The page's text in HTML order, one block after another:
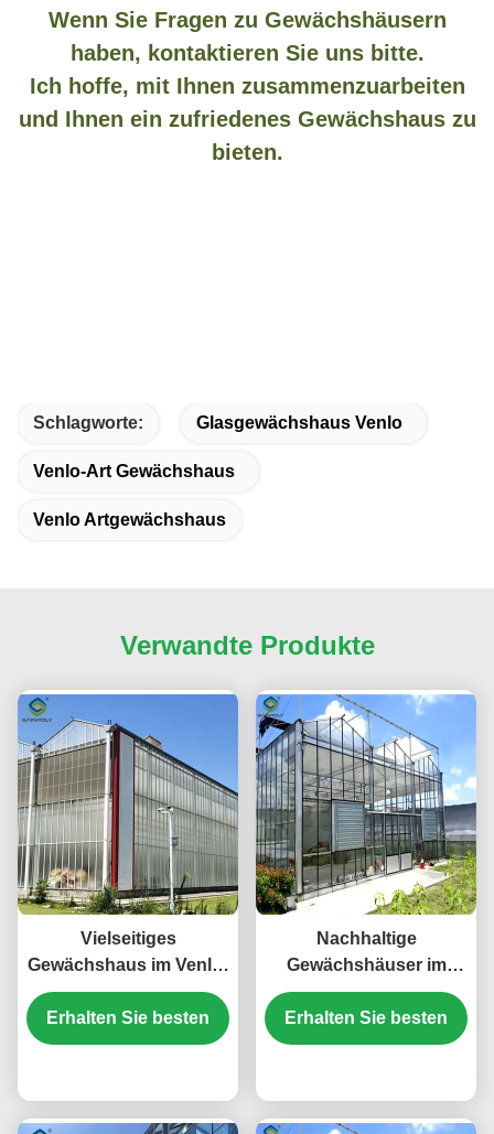
Wenn Sie Fragen zu Gewächshäusern
haben, kontaktieren Sie uns bitte.
Ich hoffe, mit Ihnen zusammenzuarbeiten
und Ihnen ein zufriedenes Gewächshaus zu
bieten.
Schlagworte: Glasgewächshaus Venlo
Venlo-Art Gewächshaus
Venlo Artgewächshaus
Verwandte Produkte
Vielseitiges
Gewächshaus im Venlo-
Stil mit
Energieisolierung und
automatisierter
den Anbau das ganze
Jahr über
Erhalten Sie besten
Nachhaltige
Gewächshäuser im
Venlo-Stil mit
Energieerzeugung und
erneuerbaren
Unterstützung grüner
Landwirtschaftsinitiativen
Erhalten Sie besten